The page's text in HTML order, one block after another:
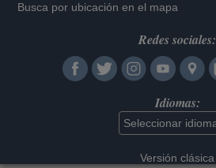
Busca por ubicación en el mapa
Redes sociales:
Idiomas:
Versión clásica